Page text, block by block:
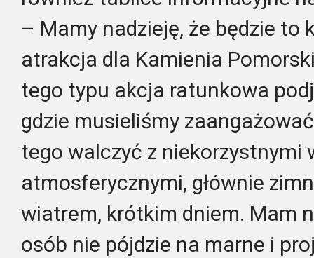
– Mamy nadzieję, że będzie to
atrakcja dla Kamienia
tego typu akcja ratunkowa
gdzie musieliśmy
tego walczyć z niekorzystnymi
atmosferycznymi, głównie
wiatrem, krótkim dniem. Mam
osób nie pójdzie na marne i